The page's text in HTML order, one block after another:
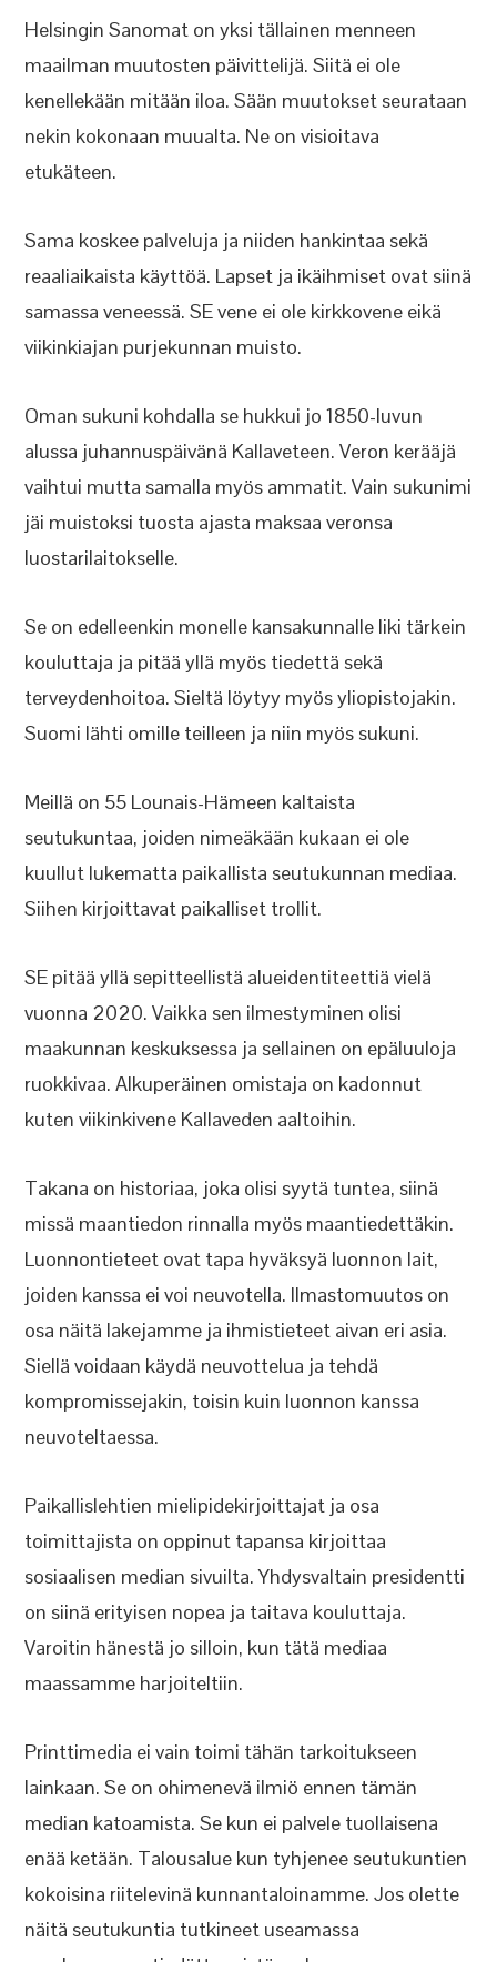
Helsingin Sanomat on yksi tällainen menneen
maailman muutosten päivittelijä. Siitä ei ole
kenellekään mitään iloa. Sään muutokset seurataan
nekin kokonaan muualta. Ne on visioitava
etukäteen.
Sama koskee palveluja ja niiden hankintaa sekä
reaaliaikaista käyttöä. Lapset ja ikäihmiset ovat siinä
samassa veneessä. SE vene ei ole kirkkovene eikä
viikinkiajan purjekunnan muisto.
Oman sukuni kohdalla se hukkui jo 1850-luvun
alussa juhannuspäivänä Kallaveteen. Veron kerääjä
vaihtui mutta samalla myös ammatit. Vain sukunimi
jäi muistoksi tuosta ajasta maksaa veronsa
luostarilaitokselle.
Se on edelleenkin monelle kansakunnalle liki tärkein
kouluttaja ja pitää yllä myös tiedettä sekä
terveydenhoitoa. Sieltä löytyy myös yliopistojakin.
Suomi lähti omille teilleen ja niin myös sukuni.
Meillä on 55 Lounais-Hämeen kaltaista
seutukuntaa, joiden nimeäkään kukaan ei ole
kuullut lukematta paikallista seutukunnan mediaa.
Siihen kirjoittavat paikalliset trollit.
SE pitää yllä sepitteellistä alueidentiteettiä vielä
vuonna 2020. Vaikka sen ilmestyminen olisi
maakunnan keskuksessa ja sellainen on epäluuloja
ruokkivaa. Alkuperäinen omistaja on kadonnut
kuten viikinkivene Kallaveden aaltoihin.
Takana on historiaa, joka olisi syytä tuntea, siinä
missä maantiedon rinnalla myös maantiedettäkin.
Luonnontieteet ovat tapa hyväksyä luonnon lait,
joiden kanssa ei voi neuvotella. Ilmastomuutos on
osa näitä lakejamme ja ihmistieteet aivan eri asia.
Siellä voidaan käydä neuvottelua ja tehdä
kompromissejakin, toisin kuin luonnon kanssa
neuvoteltaessa.
Paikallislehtien mielipidekirjoittajat ja osa
toimittajista on oppinut tapansa kirjoittaa
sosiaalisen median sivuilta. Yhdysvaltain presidentti
on siinä erityisen nopea ja taitava kouluttaja.
Varoitin hänestä jo silloin, kun tätä mediaa
maassamme harjoiteltiin.
Printtimedia ei vain toimi tähän tarkoitukseen
lainkaan. Se on ohimenevä ilmiö ennen tämän
median katoamista. Se kun ei palvele tuollaisena
enää ketään. Talousalue kun tyhjenee seutukuntien
kokoisina riitelevinä kunnantaloinamme. Jos olette
näitä seutukuntia tutkineet useamassa